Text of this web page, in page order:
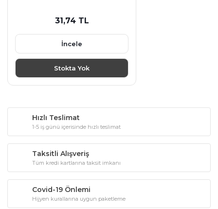
31,74 TL
İncele
Stokta Yok
Hızlı Teslimat
1-5 iş günü içerisinde hızlı teslimat
Taksitli Alışveriş
Tüm kredi kartlarına taksit imkanı
Covid-19 Önlemi
Hijyen kurallarına uygun paketleme